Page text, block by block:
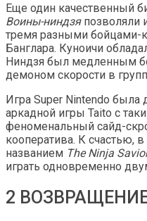
Еще один качественный
Воины-ниндзяпозволяли
тремя разными бойцами-
Банглара. Куноичи
Ниндзя был медленным
демоном скорости в
Игра Super Nintendo
аркадной игры Taito с
феноменальный сайд-
кооператива. К счастью,
названием The Ninja
играть одновременно
2